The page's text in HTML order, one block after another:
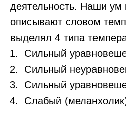
деятельность. Наши ум
описывают словом
выделял 4 типа
Сильный
Сильный
Сильный
Слабый